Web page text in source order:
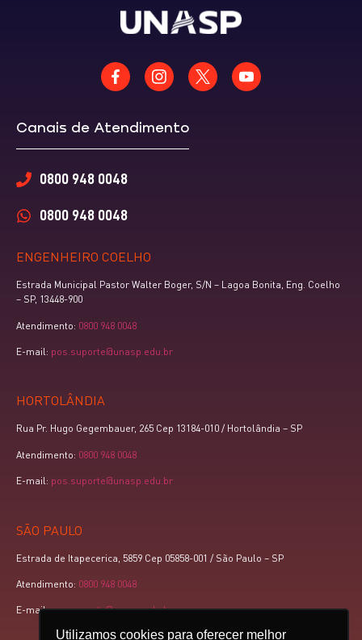
Utilizamos cookies para oferecer melhor
ENGENHEIRO COELHO
Estrada Municipal Pastor Walter Boger, S/N – Lagoa Bonita, Eng. Coelho
– SP, 13448-900
Atendimento: 0800 948 0048
E-mail: pos.suporte@unasp.edu.br
HORTOLÂNDIA
Rua Pr. Hugo Gegembauer, 265 Cep 13184-010 / Hortolândia – SP
Atendimento: 0800 948 0048
E-mail: pos.suporte@unasp.edu.br
SÃO PAULO
Estrada de Itapecerica, 5859 Cep 05858-001 / São Paulo – SP
Atendimento: 0800 948 0048
E-mail:pos.suporte@unasp.edu.br
Canais de Atendimento
0800 948 0048
0800 948 0048